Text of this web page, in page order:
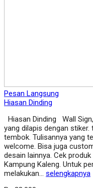
Pesan Langsung
Hiasan Dinding
Hiasan Dinding Wall
yang dilapis dengan
tembok. Tulisannya yang
welcome. Bisa juga
desain lainnya. Cek
Kampung Kaleng. Untuk
melakukan… selengkapnya